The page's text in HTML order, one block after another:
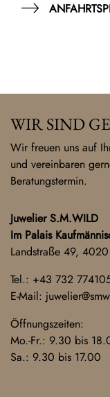
WIR SIND
Wir freuen uns auf
und vereinbaren
Beratungstermin.
Juwelier S.M.WILD
Im Palais
Landstraße 49,
Tel.: +43 732
E-Mail:
Öffnungszeiten:
Mo.-Fr.: 9.30 bis
Sa.: 9.30 bis 17.00